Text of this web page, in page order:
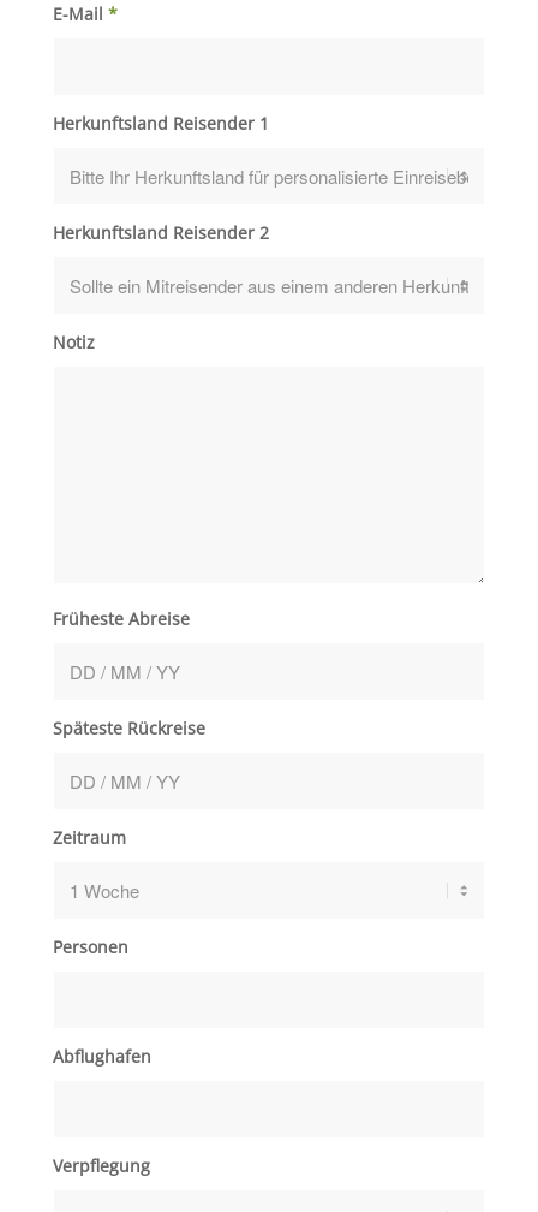
E-Mail *
Herkunftsland Reisender 1
Herkunftsland Reisender 2
Notiz
Früheste Abreise
Späteste Rückreise
Zeitraum
Personen
Abflughafen
Verpflegung